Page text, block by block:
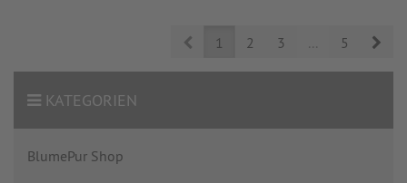
Prev1 2 3 ... 5
KATEGORIEN
BlumePur Shop